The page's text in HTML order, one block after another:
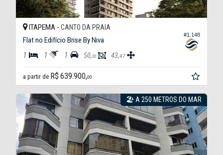
#1.148
ITAPEMA - CANTO DA PRAIA
Flat no Edifício Brise By Niva
1 1 1 50,00 43,47
a partir de R$ 639.900,00
🏖 A 250 METROS DO MAR